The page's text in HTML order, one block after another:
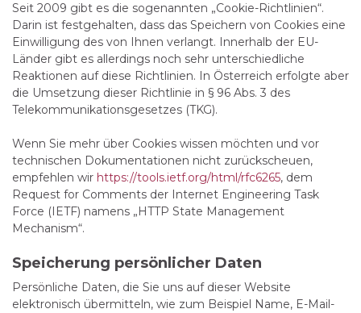
Seit 2009 gibt es die sogenannten „Cookie-Richtlinien“.
Darin ist festgehalten, dass das Speichern von Cookies eine
Einwilligung des von Ihnen verlangt. Innerhalb der EU-
Länder gibt es allerdings noch sehr unterschiedliche
Reaktionen auf diese Richtlinien. In Österreich erfolgte aber
die Umsetzung dieser Richtlinie in § 96 Abs. 3 des
Telekommunikationsgesetzes (TKG).
Wenn Sie mehr über Cookies wissen möchten und vor
technischen Dokumentationen nicht zurückscheuen,
empfehlen wir https://tools.ietf.org/html/rfc6265, dem
Request for Comments der Internet Engineering Task
Force (IETF) namens „HTTP State Management
Mechanism“.
Speicherung persönlicher Daten
Persönliche Daten, die Sie uns auf dieser Website
elektronisch übermitteln, wie zum Beispiel Name, E-Mail-